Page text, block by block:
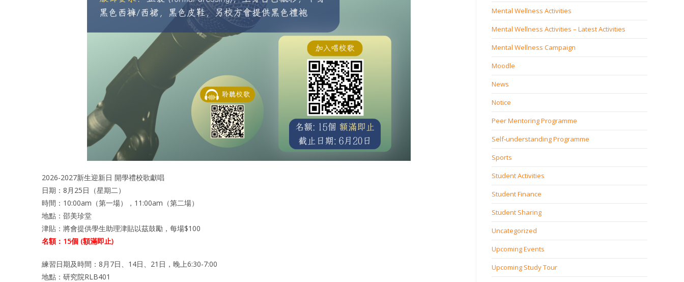
2026-2027新生迎新日 開學禮校歌獻唱
日期：8月25日（星期二）
時間：10:00am（第一場），11:00am（第二場）
地點：邵美珍堂
津貼：將會提供學生助理津貼以茲鼓勵，每場$100
名額：15個 (額滿即止)
練習日期及時間：8月7日、14日、21日，晚上6:30-7:00
地點：研究院RLB401
Mental Wellness Activities
Mental Wellness Activities – Latest Activities
Mental Wellness Campaign
Moodle
News
Notice
Peer Mentoring Programme
Self‐understanding Programme
Sports
Student Activities
Student Finance
Student Sharing
Uncategorized
Upcoming Events
Upcoming Study Tour